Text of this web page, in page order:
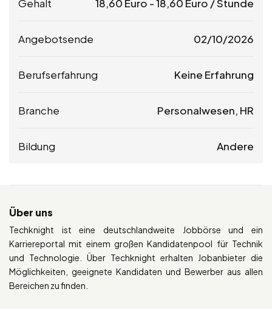
Gehalt 18,60 Euro -18,60 Euro / Stunde
Angebotsende 02/10/2026
Berufserfahrung Keine Erfahrung
Branche Personalwesen, HR
Bildung Andere
Über uns
Techknight ist eine deutschlandweite Jobbörse und ein
Karriereportal mit einem großen Kandidatenpool für Technik
und Technologie. Über Techknight erhalten Jobanbieter die
Möglichkeiten, geeignete Kandidaten und Bewerber aus allen
Bereichen zu finden.